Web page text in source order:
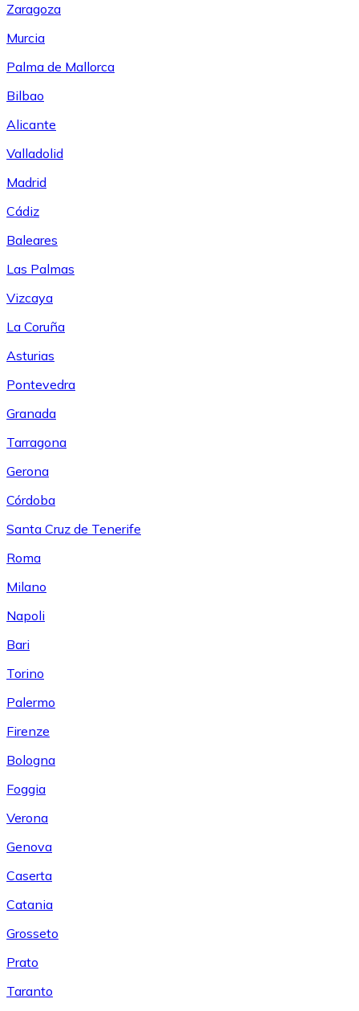
Zaragoza
Murcia
Palma de Mallorca
Bilbao
Alicante
Valladolid
Madrid
Cádiz
Baleares
Las Palmas
Vizcaya
La Coruña
Asturias
Pontevedra
Granada
Tarragona
Gerona
Córdoba
Santa Cruz de Tenerife
Roma
Milano
Napoli
Bari
Torino
Palermo
Firenze
Bologna
Foggia
Verona
Genova
Caserta
Catania
Grosseto
Prato
Taranto